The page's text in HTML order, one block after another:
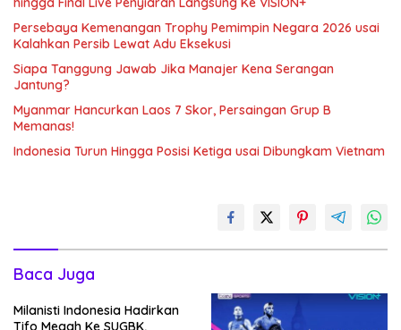
Persebaya Kemenangan Trophy Pemimpin Negara 2026 usai
Kalahkan Persib Lewat Adu Eksekusi
Siapa Tanggung Jawab Jika Manajer Kena Serangan
Jantung?
Myanmar Hancurkan Laos 7 Skor, Persaingan Grup B
Memanas!
Indonesia Turun Hingga Posisi Ketiga usai Dibungkam Vietnam
Baca Juga
Milanisti Indonesia Hadirkan
Tifo Megah Ke SUGBK,